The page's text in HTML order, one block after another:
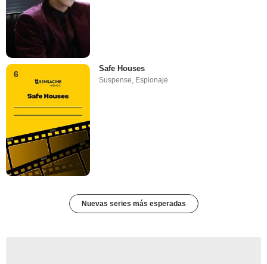
6
Safe Houses
Suspense Espionaje
Nuevas series más esperadas